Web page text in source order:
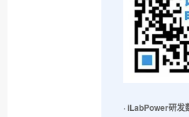
· iLabPower研发